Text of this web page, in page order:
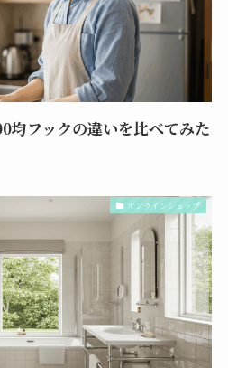
フックの違いを比べてみた
オンラインショップ